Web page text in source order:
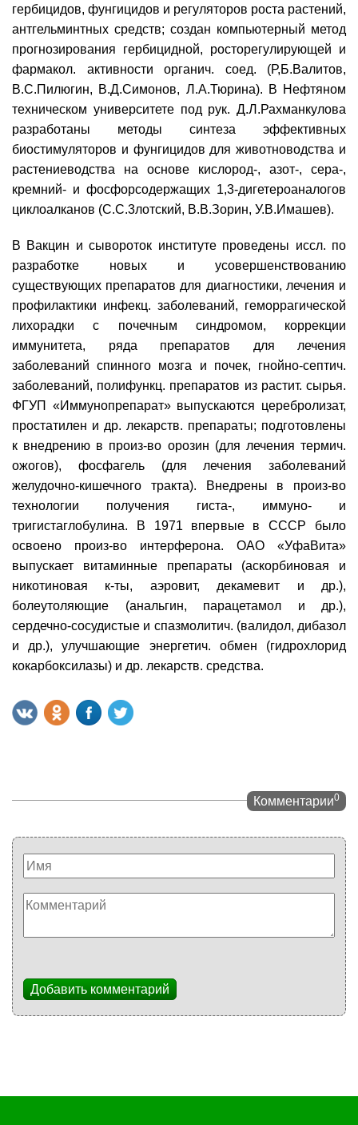
гербицидов, фунгицидов и регуляторов роста растений,
антгельминтных средств; создан компьютерный метод
прогнозирования гербицидной, росторегулирующей и
фармакол. активности органич. соед. (Р,Б.Валитов,
В.С.Пилюгин, В.Д.Симонов, Л.А.Тюрина). В Нефтяном
техническом университете под рук. Д.Л.Рахманкулова
разработаны методы синтеза эффективных
биостимуляторов и фунгицидов для животноводства и
растениеводства на основе кислород-, азот-, сера-,
кремний- и фосфорсодержащих 1,3-дигетероаналогов
циклоалканов (С.С.3лотский, В.В.Зорин, У.В.Имашев).
В Вакцин и сывороток институте проведены иссл. по
разработке новых и усовершенствованию
существующих препаратов для диагностики, лечения и
профилактики инфекц. заболеваний, геморрагической
лихорадки с почечным синдромом, коррекции
иммунитета, ряда препаратов для лечения
заболеваний спинного мозга и почек, гнойно-септич.
заболеваний, полифункц. препаратов из растит. сырья.
ФГУП «Иммунопрепарат» выпускаются церебролизат,
простатилен и др. лекарств. препараты; подготовлены
к внедрению в произ-во орозин (для лечения термич.
ожогов), фосфагель (для лечения заболеваний
желудочно-кишечного тракта). Внедрены в произ-во
технологии получения гиста-, иммуно- и
тригистаглобулина. В 1971 впервые в СССР было
освоено произ-во интерферона. ОАО «УфаВита»
выпускает витаминные препараты (аскорбиновая и
никотиновая к-ты, аэровит, декамевит и др.),
болеутоляющие (анальгин, парацетамол и др.),
сердечно-сосудистые и спазмолитич. (валидол, дибазол
и др.), улучшающие энергетич. обмен (гидрохлорид
кокарбоксилазы) и др. лекарств. средства.
Комментарии0
Добавить комментарий